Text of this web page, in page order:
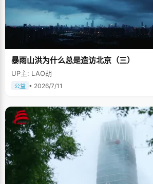
暴雨山洪为什么总是造访北京（三）
UP主: LAO胡
公益 • 2026/7/11